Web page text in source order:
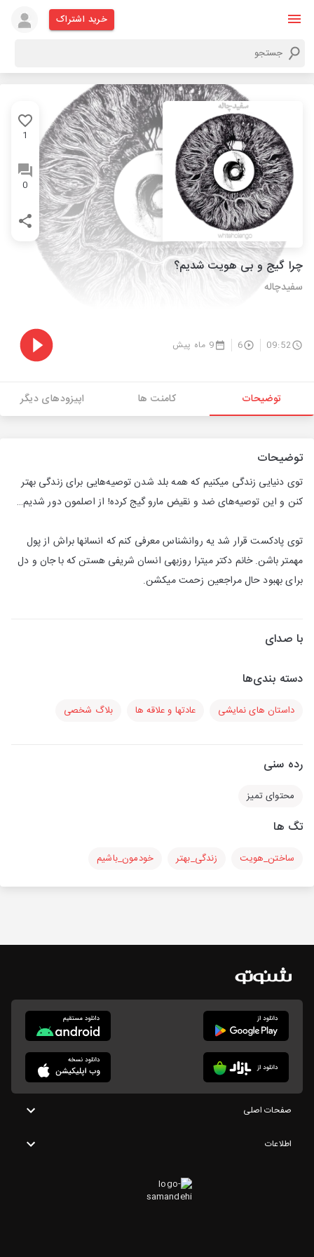
خرید اشتراک
1
0
چرا گیج و بی هویت شدیم؟
سفیدچاله
09:52
6 9 ماه پیش
توضیحات کامنت ها اپیزودهای دیگر
توضیحات
توی دنیایی زندگی میکنیم که همه بلد شدن توصیه‌هایی برای زندگی بهتر
کنن و این توصیه‌های ضد و نقیض مارو گیج کرده! از اصلمون دور شدیم…
توی پادکست قرار شد یه روانشناس معرفی کنم که انسانها براش از پول
مهمتر باشن. خانم دکتر میترا روزبهی انسان شریفی هستن که با جان و دل
برای بهبود حال مراجعین زحمت میکشن.
با صدای
دسته بندی‌ها
داستان های نمایشی عادتها و علاقه ها بلاگ شخصی
رده سنی
محتوای تمیز
تگ ها
ساختن_هویت زندگی_بهتر خودمون_باشیم
صفحات اصلی
اطلاعات